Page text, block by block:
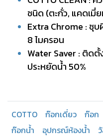
ชนิด (ตะกั่ว, แคดเมี่
Extra Chrome : ชุ
8 ไมครอน
Water Saver : ติด
ประหยัดน้ำ 50%
COTTO ก๊อกเดี่ยว ก๊อก
ก๊อกน้ำ
อุปกรณ์ห้องน้ำ